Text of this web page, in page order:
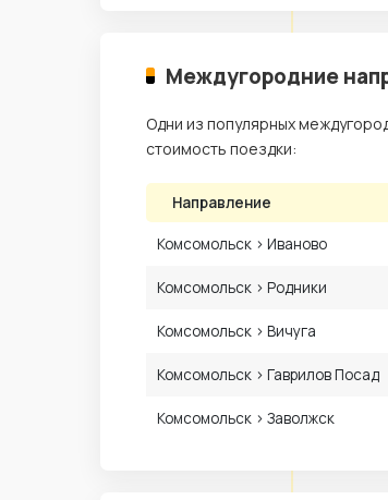
Междугородние
Одни из популярных
стоимость поездки:
Направление
Комсомольск › Иваново
Комсомольск › Родники
Комсомольск › Вичуга
Комсомольск › Гаврилов Посад
Комсомольск › Заволжск